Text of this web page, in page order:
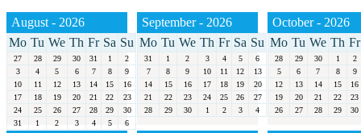
August - 2026
Mo Tu We Th Fr Sa Su
27 28 29 30 31 1
2
3
4 5 6 7 8
9
10
11 12 13 14 15
16
17
18 19 20 21 22
23
24
25 26 27 28 29
30
31
1 2 3 4 5 6
September - 2026
Mo Tu We Th Fr Sa Su
31 1 2 3 4 5
6
7
8 9 10 11 12
13
14
15 16 17 18 19
20
21
22 23 24 25 26
27
28
29 30 1 2 3 4
October - 2026
Mo Tu We Th Fr
28 29 30 1
2
5
6 7 8
9
12
13 14 15
16
19
20 21 22
23
26
27 28 29 30